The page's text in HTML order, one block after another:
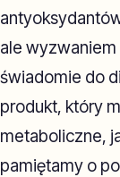
ale wyzwaniem
świadomie do
produkt, który
metaboliczne,
pamiętamy o